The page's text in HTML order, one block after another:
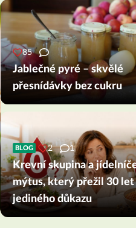
85
Jablečné pyré – skvělé
přesnídávky bez cukru
BLOG 2 1
Krevní skupina a
mýtus, který přežil 30 let
jediného důkazu